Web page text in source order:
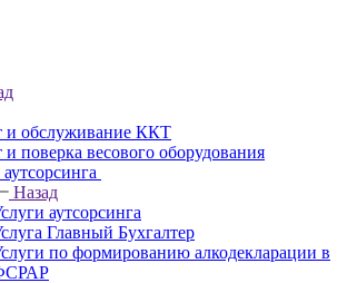
и обслуживание ККТ
поверка весового оборудования
Назад
аутсорсинга
Главный Бухгалтер
по формированию алкодекларации в